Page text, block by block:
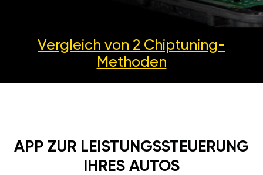
Vergleich von 2 Chiptuning-
Methoden
APP ZUR LEISTUNGSSTEUERUNG
IHRES AUTOS